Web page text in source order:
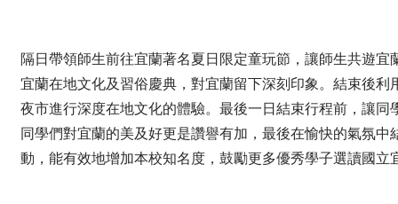
隔日帶領師生前往宜蘭著名夏日限定童玩節，讓師生共遊
宜蘭在地文化及習俗慶典，對宜蘭留下深刻印象。結束後利
夜市進行深度在地文化的體驗。最後一日結束行程前，讓同
同學們對宜蘭的美及好更是讚譽有加，最後在愉快的氣氛中
動，能有效地增加本校知名度，鼓勵更多優秀學子選讀國立